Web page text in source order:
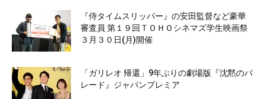
『侍タイムスリッパー』の安田監督など豪華
審査員 第１９回ＴＯＨＯシネマズ学生映画祭
３月３０日(月)開催
「ガリレオ 帰還」9年ぶりの劇場版『沈黙のパ
レード』ジャパンプレミア